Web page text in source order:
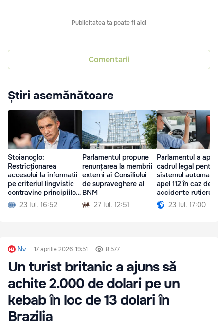
Publicitatea ta poate fi aici
Comentarii
Știri asemănătoare
Stoianoglo:
Restricționarea
accesului la informații
pe criteriul lingvistic
contravine principiilor
europene
23 Iul. 16:52
Parlamentul propune
renunțarea la membrii
externi ai Consiliului
de supraveghere al
BNM
27 Iul. 12:51
Parlamentul a
cadrul legal pentru
sistemul automat
apel 112 în caz de
accidente rutiere
23 Iul. 17:00
Nv 17 aprilie 2026, 19:51 8 577
Un turist britanic a ajuns să
achite 2.000 de dolari pe un
kebab în loc de 13 dolari în
Brazilia